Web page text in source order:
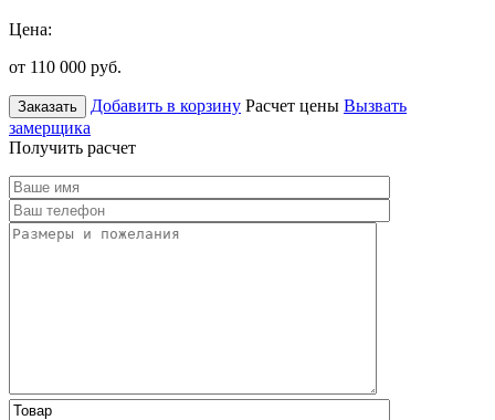
Цена:
от 110 000 руб.
Заказать Добавить в корзину Расчет цены Вызвать
замерщика
Получить расчет